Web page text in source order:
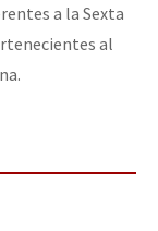
a la Sexta
al